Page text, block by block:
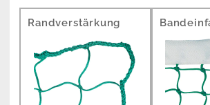
Randverstärkung